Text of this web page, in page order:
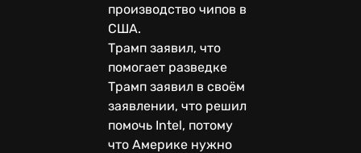
производство чипов в
США.
Трамп заявил, что
помогает разведке
Трамп заявил в своём
заявлении, что решил
помочь Intel, потому
что Америке нужно